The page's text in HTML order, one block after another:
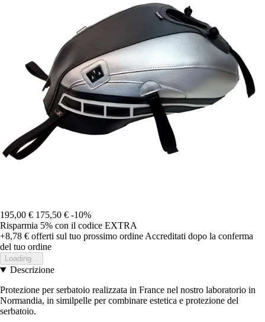
195,00 € 175,50 € -10%
Risparmia 5% con il codice EXTRA
+8,78 € offerti sul tuo prossimo ordine Accreditati dopo la conferma
del tuo ordine
Loading...
Descrizione
Protezione per serbatoio realizzata in France nel nostro laboratorio in
Normandia, in similpelle per combinare estetica e protezione del
serbatoio.